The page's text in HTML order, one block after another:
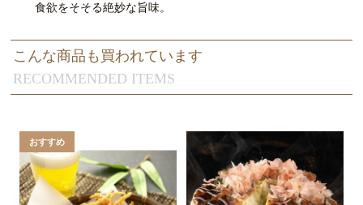
食欲をそそる絶妙な旨味。
RECOMMENDED ITEMS
こんな商品も買われています